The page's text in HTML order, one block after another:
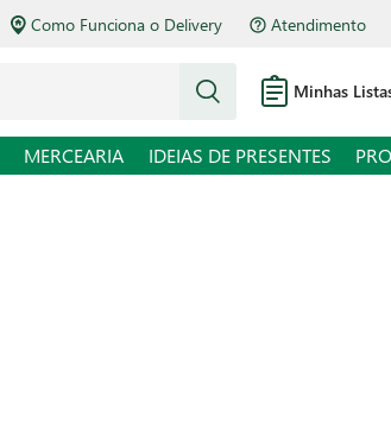
Como Funciona o Delivery Atendimento
Minhas
MERCEARIA IDEIAS DE PRESENTES